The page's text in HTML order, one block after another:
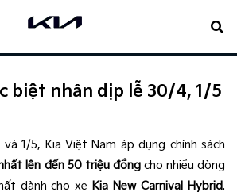
biệt nhân dịp lễ 30/4, 1/5
1/5, Kia Việt Nam áp dụng chính sách
lên đến 50 triệu đồngcho nhiều dòng
dành cho xe Kia New Carnival Hybrid.